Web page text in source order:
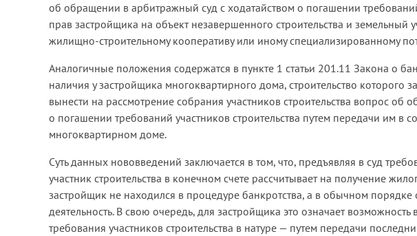
об обращении в арбитражный суд с ходатайством о погашении
прав застройщика на объект незавершенного строительства и земельный
жилищно-строительному кооперативу или иному специализированному
Аналогичные положения содержатся в пункте 1 статьи 201.11 Закона о
наличия у застройщика многоквартирного дома, строительство
вынести на рассмотрение собрания участников строительства вопрос
о погашении требований участников строительства путем передачи им в
многоквартирном доме.
Суть данных нововведений заключается в том, что, предъявляя в суд
участник строительства в конечном счете рассчитывает на получение
застройщик не находился в процедуре банкротства, а в обычном порядке
деятельность. В свою очередь, для застройщика это означает возможность
требования участников строительства в натуре — путем передачи